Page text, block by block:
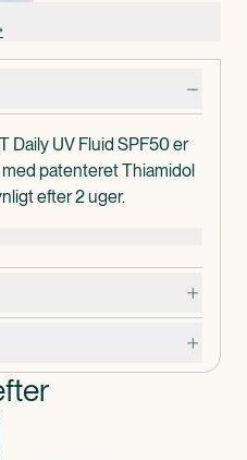
Daily UV Fluid SPF50 er
patenteret Thiamidol
efter 2 uger.
der arbejder fra dag 1 på
mod solen